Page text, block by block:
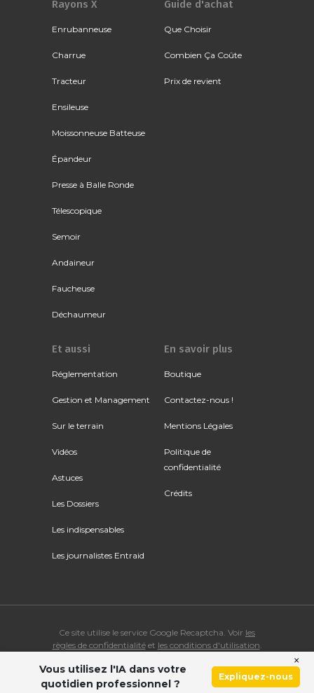
Rayons X
Enrubanneuse
Charrue
Tracteur
Ensileuse
Moissonneuse Batteuse
Épandeur
Presse à Balle Ronde
Télescopique
Semoir
Andaineur
Faucheuse
Déchaumeur
Guide d'achat
Que Choisir
Combien Ça Coûte
Prix de revient
Et aussi
Réglementation
Gestion et Management
Sur le terrain
Vidéos
Astuces
Les Dossiers
Les indispensables
Les journalistes Entraid
En savoir plus
Boutique
Contactez-nous !
Mentions Légales
Politique de
confidentialité
Crédits
Ce site utilise le service Google Recaptcha. Voir les
règles de confidentialitéet les conditions d'utilisation
© Copyright 2026 ENTRAID. Tous droits réservés.
Vous utilisez l'IA dans votre
quotidien professionnel ?
Expliquez-nous
×